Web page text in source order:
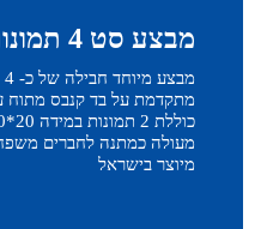
מבצע סט 4 תמונות משפחתיות
מתקדמת על בד קנבס מתוח
מעולה כמתנה לחברים
מיוצר בישראל